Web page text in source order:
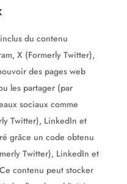
du contenu
X (Formerly Twitter),
des pages web
les partager (par
sociaux comme
Twitter), LinkedIn et
grâce un code obtenu
Twitter), LinkedIn et
contenu peut stocker